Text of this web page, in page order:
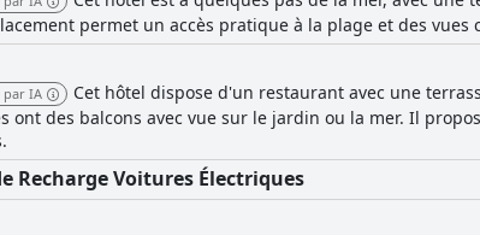
permet un accès pratique à la plage et des vues
par IA
Cet hôtel dispose d'un restaurant avec une
ont des balcons avec vue sur le jardin ou la mer. Il
Recharge Voitures Électriques